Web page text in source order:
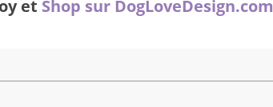
et Shop sur DogLoveDesign.com